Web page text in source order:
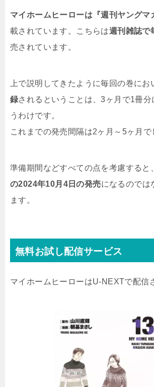
マイホームヒーローは『週刊ヤングマ
載されています。こちらは週刊雑誌で
売されています。
上で説明してきたように毎回の巻にお
録されるということは、3ヶ月で1冊
うわけです。
これまでの発売間隔は2ヶ月～5ヶ月で
準備期間などすべての点を考慮すると、
の2024年10月4日の発売になるのでは
ます。
無料お試し配信サービス
マイホームヒーローはU-NEXTで配信